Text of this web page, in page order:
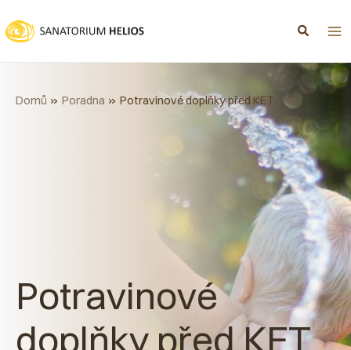
na
obsah
Potravinové
doplňky před KET
Domů Poradna Potravinové doplňky před KET